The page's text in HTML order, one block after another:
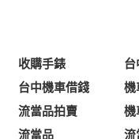
收購手錶 台
台中機車借錢
機
流當品拍賣
機
流當品
流